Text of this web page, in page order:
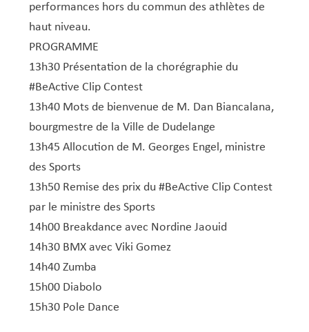
performances hors du commun des athlètes de
haut niveau.
PROGRAMME
13h30 Présentation de la chorégraphie du
#BeActive Clip Contest
13h40 Mots de bienvenue de M. Dan Biancalana,
bourgmestre de la Ville de Dudelange
13h45 Allocution de M. Georges Engel, ministre
des Sports
13h50 Remise des prix du #BeActive Clip Contest
par le ministre des Sports
14h00 Breakdance avec Nordine Jaouid
14h30 BMX avec Viki Gomez
14h40 Zumba
15h00 Diabolo
15h30 Pole Dance